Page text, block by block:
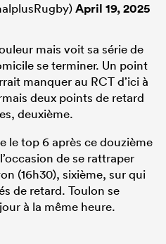
April 19, 2025
mais voit sa série de
se terminer. Un point
manquer au RCT d’ici à
deux points de retard
deuxième.
le top 6 après ce douzième
de se rattraper
(16h30), sixième, sur qui
de retard. Toulon se
à la même heure.